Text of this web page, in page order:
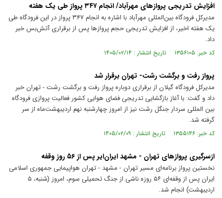
افزایش تدریجی پروازهای مهرآباد/ انجام ۳۴۷ پرواز طی یک هفته
مدیرکل فرودگاه بین‌المللی مهرآباد با اشاره به انجام ۳۴۷ پرواز در این فرودگاه طی
یک هفته اخیر، از افزایش تدریجی حجم پروازها پس از برقراری آتش‌بس خبر
داد.
کد خبر: ۱۳۵۶۱۰۵ تاریخ انتشار : ۱۴۰۵/۰۲/۱۴
پرواز رفت و برگشت رشت- تهران برقرار شد
مدیرکل فرودگاه گیلان از برقراری دوباره پرواز رفت و برگشت رشت - تهران خبر
داد و گفت: با آغاز بازگشایی تدریجی فضای هوایی کشور فعالیت پروازی فرودگاه
بین المللی سردار جنگل رشت نیز از امروز چهارشنبه نهم اردیبهشت‌ماه از سر
گرفته شد.
کد خبر: ۱۳۵۵۱۴۶ تاریخ انتشار : ۱۴۰۵/۰۲/۰۹
ازسرگیری پروازهای تهران - مشهد ایران‌ایر پس از ۵۶ روز وقفه
نخستین پرواز برنامه‌ای مسیر تهران - مشهد - تهران هواپیمایی جمهوری اسلامی
ایران پس از وقفه‌ای ۵۶ روزه ناشی از جنگ تحمیلی سوم، امروز (شنبه، ۵
اردیبهشت) انجام شد.